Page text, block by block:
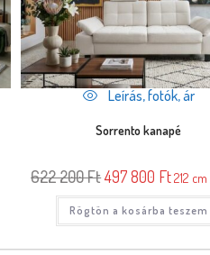
Leírás, fotók, ár
Sorrento kanapé
622 200Ft497 800 Ft212 cm
Rögtön a kosárba teszem